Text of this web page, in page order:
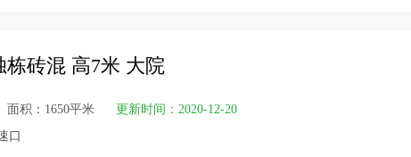
砖混 高7米 大院
面积：1650平米
更新时间：2020-12-20
口